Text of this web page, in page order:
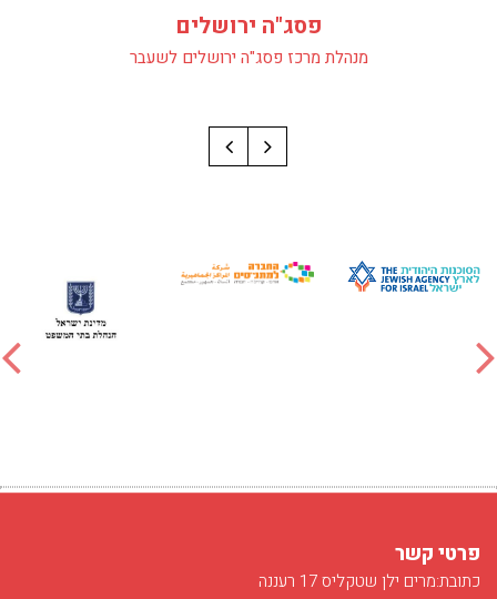
פסג"ה ירושלים
מנהלת מרכז פסג"ה ירושלים לשעבר
פרטי קשר
כתובת:מרים ילן שטקליס 17 רעננה